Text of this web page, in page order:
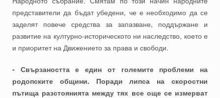
представители да бъдат убедени, че е необходимо да се
заделят повече средства за запазване, поддържане и
развитие на културно-историческото ни наследство, което е
и приоритет на Движението за права и свободи.
- Свързаността е един от големите проблеми на
родопските общини. Поради липса на скоростни
пътища разстоянията между тях все още се измерват